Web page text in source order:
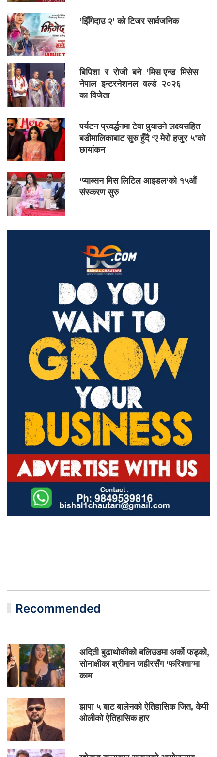
‘झिँगेदाउ २’ को टिजर सार्वजनिक
बिपिशा र रोजी बने ‘मिस एन्ड मिसेस
नेपाल इन्टरनेशनल वर्ल्ड २०२६
का विजेता
पर्यटन प्रवर्द्धनमा टेवा पुर्‍याउने लक्ष्यसहित
बडीमालिकाबाट सुरु हुँदै ‘ए मेरो हजुर ५’को
छायांकन
‘प्याब्सन मिस लिटिल आइडल’को १५औं
संस्करण सुरु
Recommended
अदिती बुढाथोकीको बलिउडमा अर्को फड्को,
सोनाक्षीका श्रीमान जहीरसँग ‘फरिश्ता’मा
काम
झापा ५ बाट बालेनको ऐतिहासिक जित, केपी
ओलीको ऐतिहासिक हार